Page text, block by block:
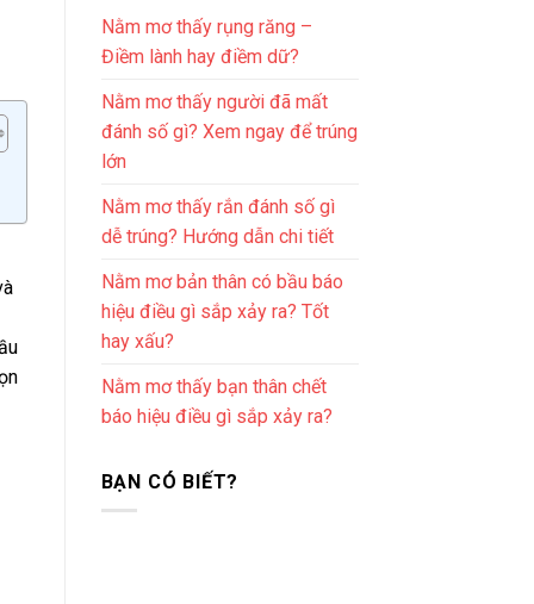
Nằm mơ thấy rụng răng –
Điềm lành hay điềm dữ?
Nằm mơ thấy người đã mất
đánh số gì? Xem ngay để trúng
lớn
Nằm mơ thấy rắn đánh số gì
dễ trúng? Hướng dẫn chi tiết
Nằm mơ bản thân có bầu báo
hiệu điều gì sắp xảy ra? Tốt
hay xấu?
Nằm mơ thấy bạn thân chết
báo hiệu điều gì sắp xảy ra?
BẠN CÓ BIẾT?